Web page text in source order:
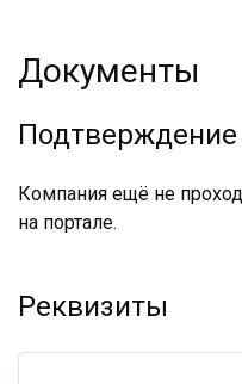
Документы
Подтверждение
Компания ещё не
на портале.
Реквизиты